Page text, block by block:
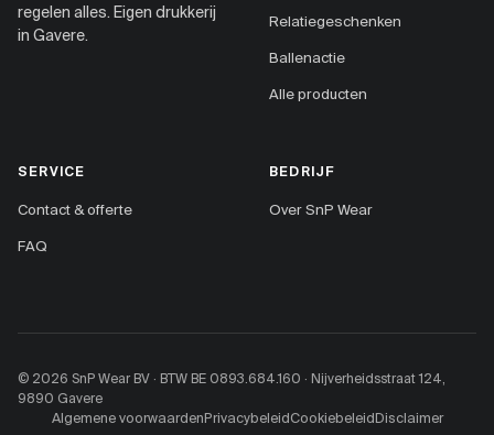
regelen alles. Eigen drukkerij
in Gavere.
Relatiegeschenken
Ballenactie
Alle producten
SERVICE
Contact & offerte
FAQ
BEDRIJF
Over SnP Wear
© 2026 SnP Wear BV · BTW BE 0893.684.160 · Nijverheidsstraat 124,
9890 Gavere
Algemene voorwaardenPrivacybeleidCookiebeleidDisclaimer